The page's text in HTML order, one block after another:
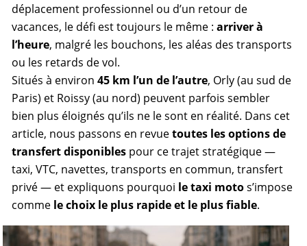
déplacement professionnel ou d’un retour de
vacances, le défi est toujours le même :arriver à
l’heure, malgré les bouchons, les aléas des transports
ou les retards de vol.
Situés à environ45 km l’un de l’autre, Orly (au sud de
Paris) et Roissy (au nord) peuvent parfois sembler
bien plus éloignés qu’ils ne le sont en réalité. Dans cet
article, nous passons en revuetoutes les options de
transfert disponibles pour ce trajet stratégique —
taxi, VTC, navettes, transports en commun, transfert
privé — et expliquons pourquoi le taxi motos’impose
comme le choix le plus rapide et le plus fiable.